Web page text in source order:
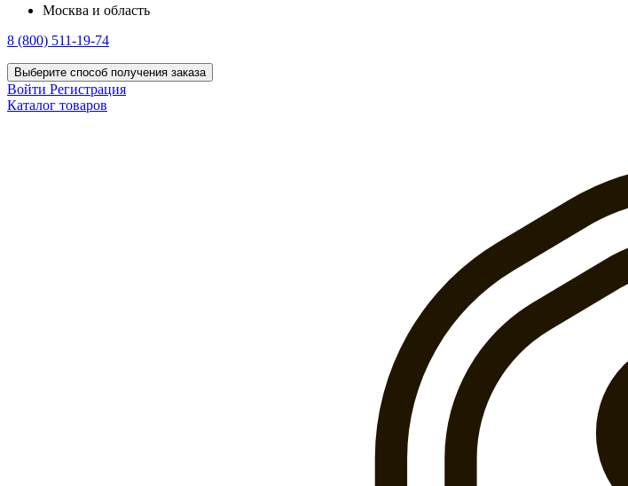
Москва и область
8 (800) 511-19-74
Выберите способ получения заказа
Войти Регистрация
Каталог товаров